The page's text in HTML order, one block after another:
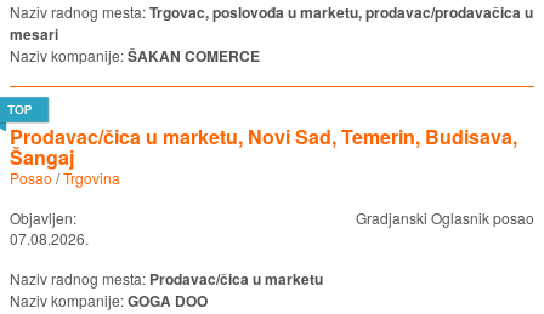
Naziv radnog mesta:Trgovac, poslovođa u marketu, prodavac/prodavačica u
mesari
Naziv kompanije:ŠAKAN COMERCE
Prodavac/čica u marketu, Novi Sad, Temerin, Budisava,
Šangaj
Posao /Trgovina
Gradjanski Oglasnik posao
Objavljen:
07.08.2026.
Naziv radnog mesta: Prodavac/čica u marketu
Naziv kompanije:GOGA DOO